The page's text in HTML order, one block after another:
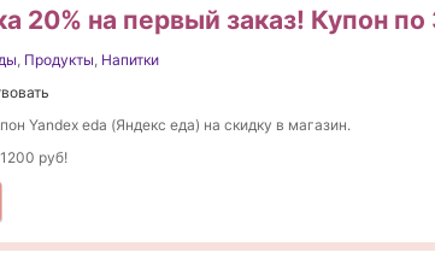
20% на первый заказ! Купон
, Продукты, Напитки
Yandex eda (Яндекс еда) на скидку в магазин.
руб!